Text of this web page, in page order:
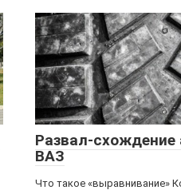
Развал-схождение
ВАЗ
Что такое «выравнивание»